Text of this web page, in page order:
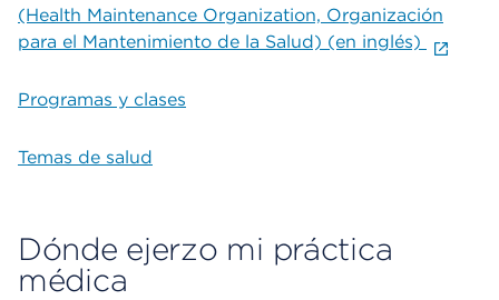
(Health Maintenance Organization, Organización
para el Mantenimiento de la Salud) (en inglés)
Programas y clases
Temas de salud
Dónde ejerzo mi práctica
médica